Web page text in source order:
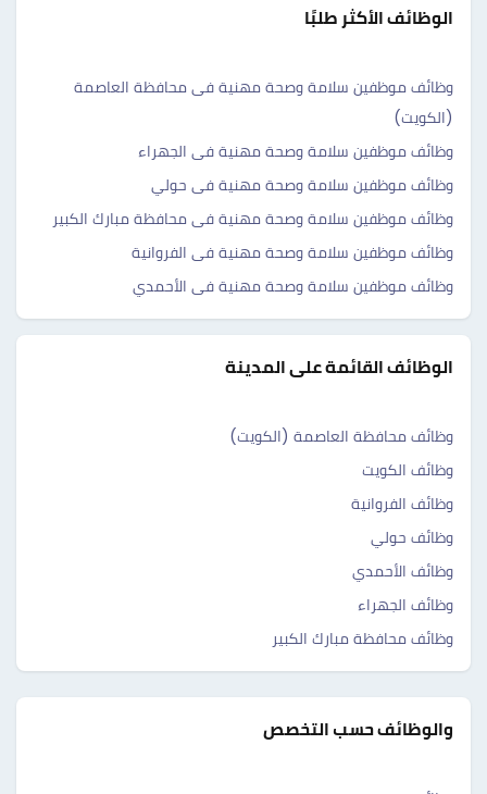
الوظائف الأكثر طلبًا
وظائف موظفين سلامة وصحة مهنية فى محافظة العاصمة
(الكويت)
وظائف موظفين سلامة وصحة مهنية فى الجهراء
وظائف موظفين سلامة وصحة مهنية فى حولي
وظائف موظفين سلامة وصحة مهنية فى محافظة مبارك الكبير
وظائف موظفين سلامة وصحة مهنية فى الفروانية
وظائف موظفين سلامة وصحة مهنية فى الأحمدي
الوظائف القائمة على المدينة
وظائف محافظة العاصمة (الكويت)
وظائف الكويت
وظائف الفروانية
وظائف حولي
وظائف الأحمدي
وظائف الجهراء
وظائف محافظة مبارك الكبير
والوظائف حسب التخصص